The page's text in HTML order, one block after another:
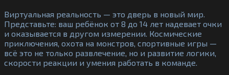
Виртуальная реальность — это дверь в новый мир.
Представьте: ваш ребёнок от 8 до 14 лет надевает очки
и оказывается в другом измерении. Космические
приключения, охота на монстров, спортивные игры —
всё это не только развлечение, но и развитие логики,
скорости реакции и умения работать в команде.